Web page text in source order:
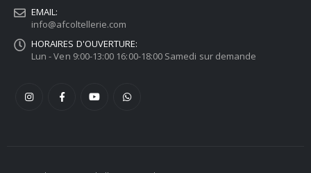
EMAIL:
info@afcoltellerie.com
HORAIRES D'OUVERTURE:
Lun - Ven 9:00-13:00 16:00-18:00 Samedi sur demande